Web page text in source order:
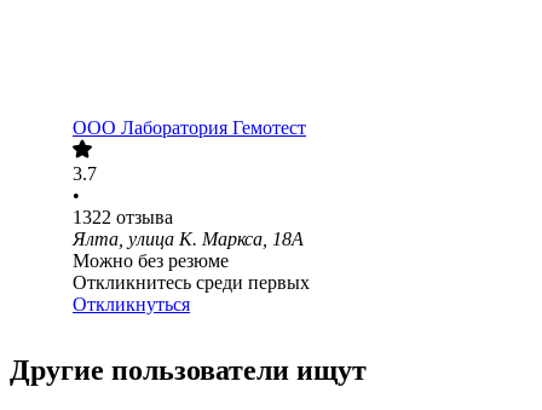
ООО Лаборатория Гемотест
3.7
•
1322 отзыва
Ялта, улица К. Маркса, 18А
Можно без резюме
Откликнитесь среди первых
Откликнуться
Другие пользователи ищут